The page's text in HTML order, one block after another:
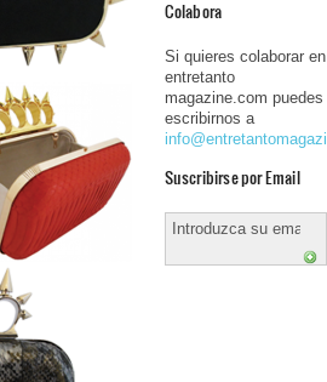
Colabora
Si quieres colaborar en
entretanto
magazine.com puedes
escribirnos a
Suscribirse por Email